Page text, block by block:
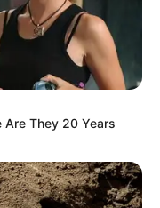
εμφυτεύματος και
Are They 20 Years